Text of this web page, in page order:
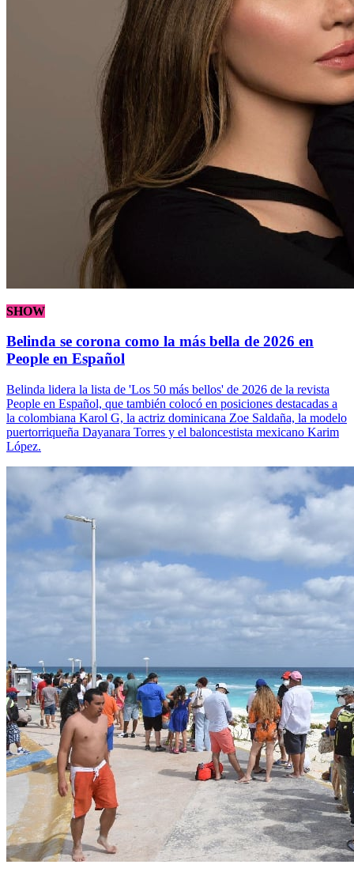
SHOW
Belinda se corona como la más bella de 2026 en
People en Español
Belinda lidera la lista de 'Los 50 más bellos' de 2026 de la revista
People en Español, que también colocó en posiciones destacadas a
la colombiana Karol G, la actriz dominicana Zoe Saldaña, la modelo
puertorriqueña Dayanara Torres y el baloncestista mexicano Karim
López.